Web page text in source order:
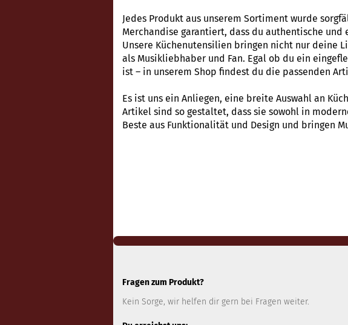
Jedes Produkt aus unserem Sortiment wurde
Merchandise garantiert, dass du authentische
Unsere Küchenutensilien bringen nicht nur deine
als Musikliebhaber und Fan. Egal ob du ein
ist – in unserem Shop findest du die passenden
Es ist uns ein Anliegen, eine breite Auswahl an
Artikel sind so gestaltet, dass sie sowohl in
Beste aus Funktionalität und Design und bringen
Fragen zum Produkt?
Kein Sorge, wir helfen dir gern bei Fragen weiter.